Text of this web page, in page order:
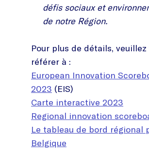
défis sociaux et
de notre Région.
Pour plus de détails, veuillez
référer à :
European Innovation
2023 (EIS)
Carte interactive 2023
Regional innovation
Le tableau de bord régional
Belgique